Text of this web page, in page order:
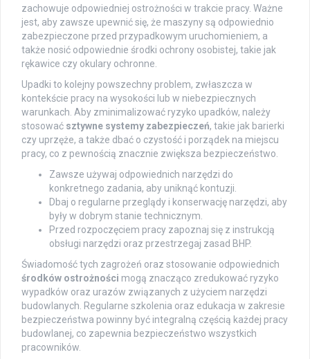
zachowuje odpowiedniej ostrożności w trakcie pracy. Ważne
jest, aby zawsze upewnić się, że maszyny są odpowiednio
zabezpieczone przed przypadkowym uruchomieniem, a
także nosić odpowiednie środki ochrony osobistej, takie jak
rękawice czy okulary ochronne.
Upadki to kolejny powszechny problem, zwłaszcza w
kontekście pracy na wysokości lub w niebezpiecznych
warunkach. Aby zminimalizować ryzyko upadków, należy
stosować sztywne systemy zabezpieczeń, takie jak barierki
czy uprzęże, a także dbać o czystość i porządek na miejscu
pracy, co z pewnością znacznie zwiększa bezpieczeństwo.
Zawsze używaj odpowiednich narzędzi do
konkretnego zadania, aby uniknąć kontuzji.
Dbaj o regularne przeglądy i konserwację narzędzi, aby
były w dobrym stanie technicznym.
Przed rozpoczęciem pracy zapoznaj się z instrukcją
obsługi narzędzi oraz przestrzegaj zasad BHP.
Świadomość tych zagrożeń oraz stosowanie odpowiednich
środków ostrożności mogą znacząco zredukować ryzyko
wypadków oraz urazów związanych z użyciem narzędzi
budowlanych. Regularne szkolenia oraz edukacja w zakresie
bezpieczeństwa powinny być integralną częścią każdej pracy
budowlanej, co zapewnia bezpieczeństwo wszystkich
pracowników.